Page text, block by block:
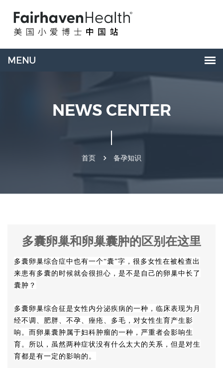
NEWS CENTER
首页 备孕知识
多囊卵巢和卵巢囊肿的区别在这里
多囊卵巢综合症中也有一个“囊”字，很多女性在被检查出
来患有多囊的时候就会很担心，是不是自己的卵巢中长了
囊肿？
多囊卵巢综合征是女性内分泌疾病的一种，临床表现为月
经不调、肥胖、不孕、痤疮、多毛，对女性生育产生影
响。而卵巢囊肿属于妇科肿瘤的一种，严重者会影响生
育。所以，虽然两种症状没有什么太大的关系，但是对生
育都是有一定的影响的。